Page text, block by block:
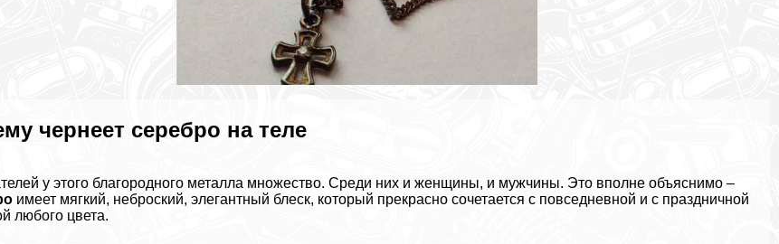
чернеет серебро на теле
у этого благородного металла множество. Среди них и женщины, и мужчины. Это вполне объяснимо –
имеет мягкий, неброский, элегантный блеск, который прекрасно сочетается с повседневной и с праздничной
любого цвета.